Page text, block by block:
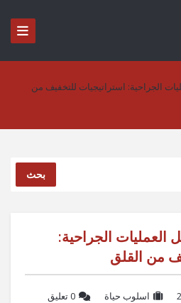
الجراحية: استراتيجيات للتخفيف من
بحث
العمليات الجراحية:
من القلق
اسلوب حياة
‫0 تعليق